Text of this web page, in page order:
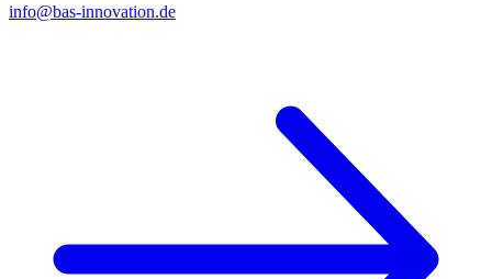
info@bas-innovation.de